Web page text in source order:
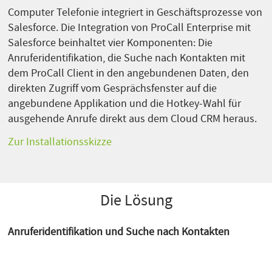
Computer Telefonie integriert in Geschäftsprozesse von
Salesforce. Die Integration von ProCall Enterprise mit
Salesforce beinhaltet vier Komponenten: Die
Anruferidentifikation, die Suche nach Kontakten mit
dem ProCall Client in den angebundenen Daten, den
direkten Zugriff vom Gesprächsfenster auf die
angebundene Applikation und die Hotkey-Wahl für
ausgehende Anrufe direkt aus dem Cloud CRM heraus.
Zur Installationsskizze
Die Lösung
Anruferidentifikation und Suche nach Kontakten